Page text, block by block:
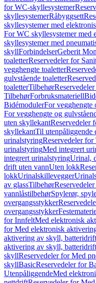
for WC-skyllesystemer
skyllesystemerRåbyggsett
skyllesystemer med
For WC skyllesystemer med
skyllesystemer med
skyllForbindelserGeberit
toaletterReservedeler for
vegghengte toaletter
gulvstående toaletter
toaletterTilbehør
TilbehørForbruksmateriell
BidémodulerFor vegghengte
For vegghengte og
uten skyllekantReservedeler
skyllekantTil utenpåliggende
urinalstyringReservedeler
urinalstyringMed integrert
integrert urinalstyringUrinal,
drift uten vannUten lokk
lokkUrinalskillevegger
av glassTilbehør
vannlåstilbehørSpylerør,
overgangsstykker
overgangsstykker
for InnfeltMed elektronisk
for Med elektronisk
aktivering av skyll, batteridrift
aktivering av skyll, batteridrift
skyllReservedeler for Med
skyllBasicReservedeler for
UtenpåliggendeMed